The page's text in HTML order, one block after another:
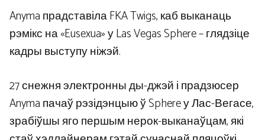
Anyma прадставіла FKA Twigs, каб выканаць
рэмікс на «Eusexua» у Las Vegas Sphere – глядзіце
кадры выступу ніжэй.
27 снежня электронны ды-джэй і прадзюсер
Anyma пачаў рэзідэнцыю ў Sphere у Лас-Вегасе,
зрабіўшы яго першым нерок-выканаўцам, які